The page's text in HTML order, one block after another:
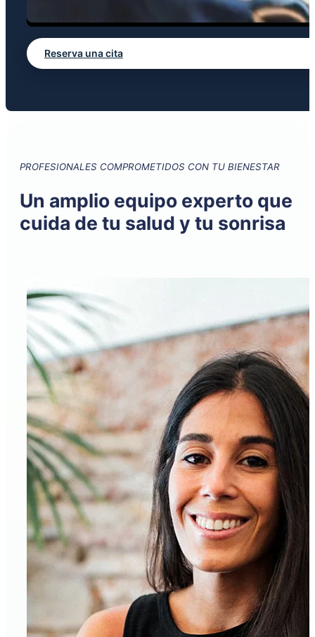
Reserva una cita
PROFESIONALES COMPROMETIDOS CON TU BIENESTAR
Un amplio equipo experto que
cuida de tu salud y tu sonrisa